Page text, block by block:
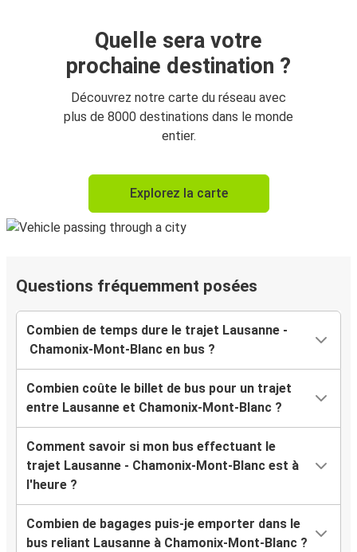
Quelle sera votre
prochaine destination ?
Découvrez notre carte du réseau avec
plus de 8000 destinations dans le monde
entier.
Explorez la carte
Questions fréquemment posées
Combien de temps dure le trajet Lausanne -
Chamonix-Mont-Blanc en bus ?
Combien coûte le billet de bus pour un trajet
entre Lausanne et Chamonix-Mont-Blanc ?
Comment savoir si mon bus effectuant le
trajet Lausanne - Chamonix-Mont-Blanc est à
l'heure ?
Combien de bagages puis-je emporter dans le
bus reliant Lausanne à Chamonix-Mont-Blanc ?